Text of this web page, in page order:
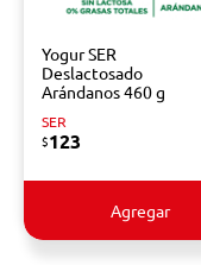
Yogur SER
Deslactosado
Arándanos 460 g
SER
$123
Agregar